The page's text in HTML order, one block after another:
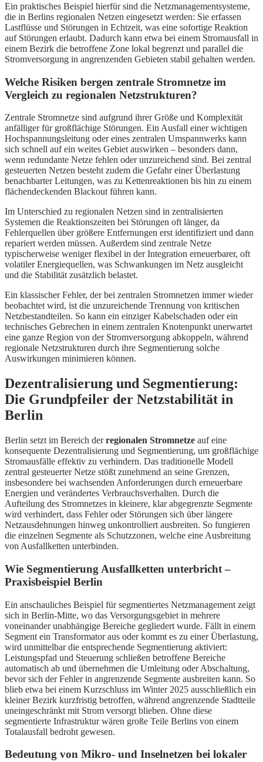
Ein praktisches Beispiel hierfür sind die Netzmanagementsysteme,
die in Berlins regionalen Netzen eingesetzt werden: Sie erfassen
Lastflüsse und Störungen in Echtzeit, was eine sofortige Reaktion
auf Störungen erlaubt. Dadurch kann etwa bei einem Stromausfall in
einem Bezirk die betroffene Zone lokal begrenzt und parallel die
Stromversorgung in angrenzenden Gebieten stabil gehalten werden.
Welche Risiken bergen zentrale Stromnetze im
Vergleich zu regionalen Netzstrukturen?
Zentrale Stromnetze sind aufgrund ihrer Größe und Komplexität
anfälliger für großflächige Störungen. Ein Ausfall einer wichtigen
Hochspannungsleitung oder eines zentralen Umspannwerks kann
sich schnell auf ein weites Gebiet auswirken – besonders dann,
wenn redundante Netze fehlen oder unzureichend sind. Bei zentral
gesteuerten Netzen besteht zudem die Gefahr einer Überlastung
benachbarter Leitungen, was zu Kettenreaktionen bis hin zu einem
flächendeckenden Blackout führen kann.
Im Unterschied zu regionalen Netzen sind in zentralisierten
Systemen die Reaktionszeiten bei Störungen oft länger, da
Fehlerquellen über größere Entfernungen erst identifiziert und dann
repariert werden müssen. Außerdem sind zentrale Netze
typischerweise weniger flexibel in der Integration erneuerbarer, oft
volatiler Energiequellen, was Schwankungen im Netz ausgleicht
und die Stabilität zusätzlich belastet.
Ein klassischer Fehler, der bei zentralen Stromnetzen immer wieder
beobachtet wird, ist die unzureichende Trennung von kritischen
Netzbestandteilen. So kann ein einziger Kabelschaden oder ein
technisches Gebrechen in einem zentralen Knotenpunkt unerwartet
eine ganze Region von der Stromversorgung abkoppeln, während
regionale Netzstrukturen durch ihre Segmentierung solche
Auswirkungen minimieren können.
Dezentralisierung und Segmentierung:
Die Grundpfeiler der Netzstabilität in
Berlin
Berlin setzt im Bereich derregionalen Stromnetze auf eine
konsequente Dezentralisierung und Segmentierung, um großflächige
Stromausfälle effektiv zu verhindern. Das traditionelle Modell
zentral gesteuerter Netze stößt zunehmend an seine Grenzen,
insbesondere bei wachsenden Anforderungen durch erneuerbare
Energien und verändertes Verbrauchsverhalten. Durch die
Aufteilung des Stromnetzes in kleinere, klar abgegrenzte Segmente
wird verhindert, dass Fehler oder Störungen sich über längere
Netzausdehnungen hinweg unkontrolliert ausbreiten. So fungieren
die einzelnen Segmente als Schutzzonen, welche eine Ausbreitung
von Ausfallketten unterbinden.
Wie Segmentierung Ausfallketten unterbricht –
Praxisbeispiel Berlin
Ein anschauliches Beispiel für segmentiertes Netzmanagement zeigt
sich in Berlin-Mitte, wo das Versorgungsgebiet in mehrere
voneinander unabhängige Bereiche gegliedert wurde. Fällt in einem
Segment ein Transformator aus oder kommt es zu einer Überlastung,
wird unmittelbar die entsprechende Segmentierung aktiviert:
Leistungspfad und Steuerung schließen betroffene Bereiche
automatisch ab und übernehmen die Umleitung oder Abschaltung,
bevor sich der Fehler in angrenzende Segmente ausbreiten kann. So
blieb etwa bei einem Kurzschluss im Winter 2025 ausschließlich ein
kleiner Bezirk kurzfristig betroffen, während angrenzende Stadtteile
uneingeschränkt mit Strom versorgt blieben. Ohne diese
segmentierte Infrastruktur wären große Teile Berlins von einem
Totalausfall bedroht gewesen.
Bedeutung von Mikro- und Inselnetzen bei lokaler